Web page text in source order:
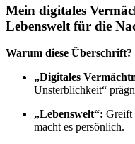
Mein digitales
Lebenswelt für die
Warum diese Überschrift?
„Digitales
Unsterblichkeit“
„Lebenswelt“: Greift
macht es persönlich.